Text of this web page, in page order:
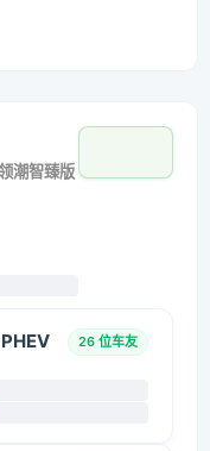
潮智臻版
26 位车友